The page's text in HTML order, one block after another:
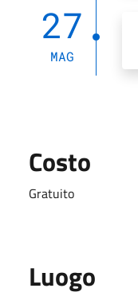
27
MAG
Costo
Gratuito
Luogo